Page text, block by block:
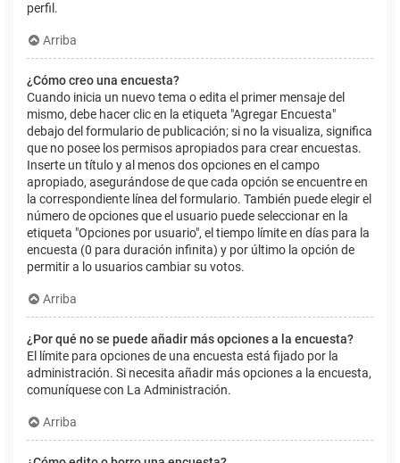
perfil.
Arriba
¿Cómo creo una encuesta?
Cuando inicia un nuevo tema o edita el primer mensaje del
mismo, debe hacer clic en la etiqueta "Agregar Encuesta"
debajo del formulario de publicación; si no la visualiza, significa
que no posee los permisos apropiados para crear encuestas.
Inserte un título y al menos dos opciones en el campo
apropiado, asegurándose de que cada opción se encuentre en
la correspondiente línea del formulario. También puede elegir el
número de opciones que el usuario puede seleccionar en la
etiqueta "Opciones por usuario", el tiempo límite en días para la
encuesta (0 para duración infinita) y por último la opción de
permitir a lo usuarios cambiar su votos.
Arriba
¿Por qué no se puede añadir más opciones a la encuesta?
El límite para opciones de una encuesta está fijado por la
administración. Si necesita añadir más opciones a la encuesta,
comuníquese con La Administración.
Arriba